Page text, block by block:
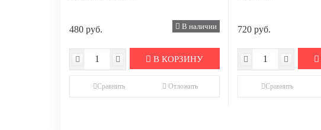
480 руб. В наличии
В КОРЗИНУ
Сравнить Отложить
720 руб.
Сравнить